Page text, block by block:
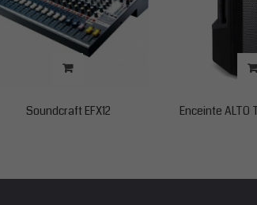
Soundcraft EFX12 Enceinte ALTO